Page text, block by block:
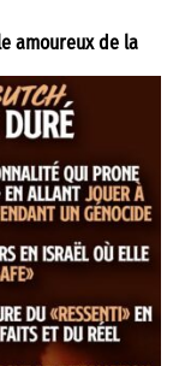
amoureux de la